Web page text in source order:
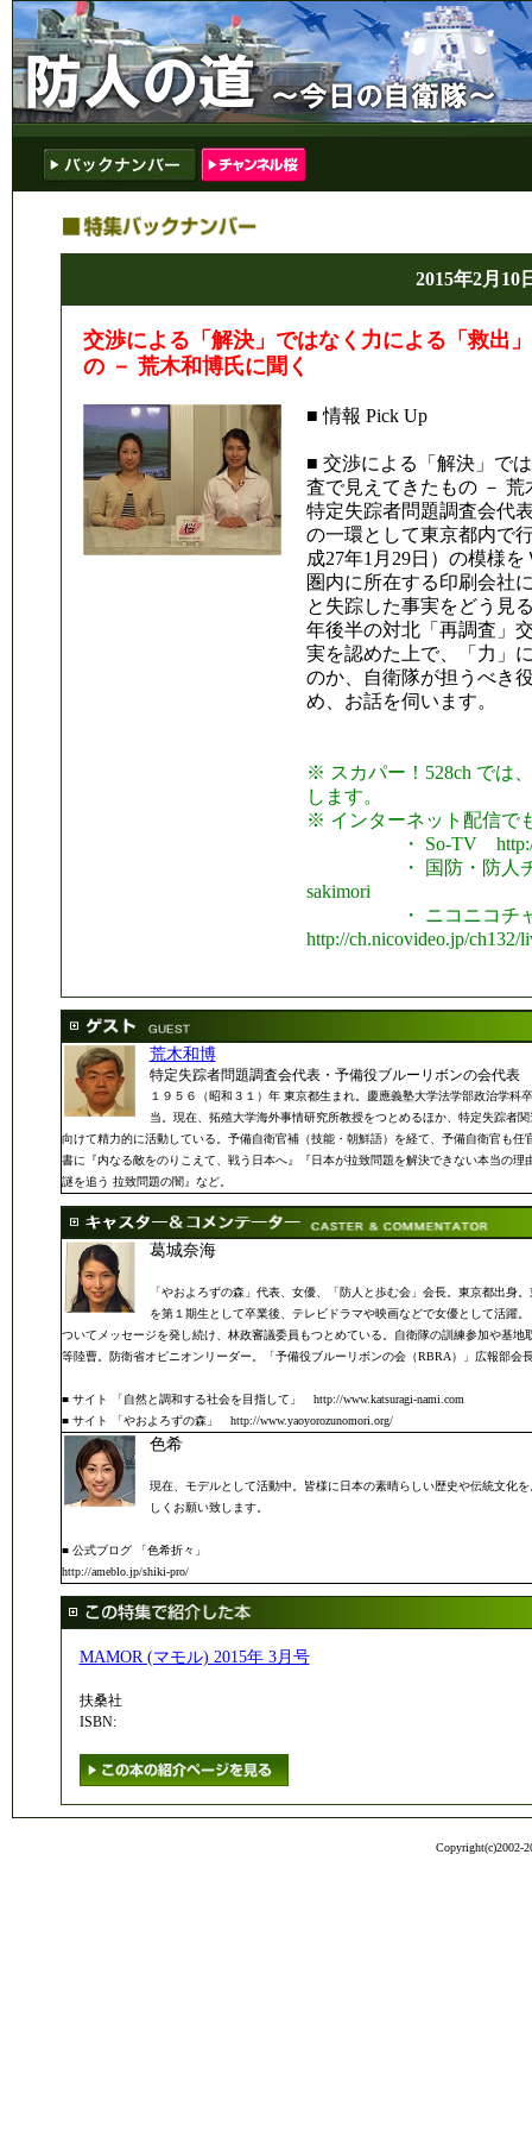
2015年2月10
交渉による「解決」ではなく力による「救出
の － 荒木和博氏に聞く
■ 情報 Pick Up
■ 交渉による「解決」で
査で見えてきたもの － 荒
特定失踪者問題調査会代
の一環として東京都内で
成27年1月29日）の模様
圏内に所在する印刷会社
と失踪した事実をどう見
年後半の対北「再調査」
実を認めた上で、「力」
のか、自衛隊が担うべき
め、お話を伺います。
※ スカパー！528ch では
します。
※ インターネット配信で
・ So-TV http://
・ 国防・防人チャン
sakimori
・ ニコニコチャン
http://ch.nicovideo.jp/ch132/
荒木和博
特定失踪者問題調査会代表・予備役ブルーリボンの会代表
１９５６（昭和３１）年 東京都生まれ。慶應義塾大学法学部政治学
当。現在、拓殖大学海外事情研究所教授をつとめるほか、特定失踪者
向けて精力的に活動している。予備自衛官補（技能・朝鮮語）を経て、予備自衛官も
書に『内なる敵をのりこえて、戦う日本へ』『日本が拉致問題を解決できない本当の
謎を追う 拉致問題の闇』など。
葛城奈海
「やおよろずの森」代表、女優、「防人と歩む会」会長。東京都出身
を第１期生として卒業後、テレビドラマや映画などで女優として活躍
ついてメッセージを発し続け、林政審議委員もつとめている。自衛隊の訓練参加や基
等陸曹。防衛省オピニオンリーダー。「予備役ブルーリボンの会（RBRA）」広報部会
■ サイト 「自然と調和する社会を目指して」 http://www.katsuragi-nami.com
■ サイト 「やおよろずの森」 http://www.yaoyorozunomori.org/
色希
現在、モデルとして活動中。皆様に日本の素晴らしい歴史や伝統文化
しくお願い致します。
■ 公式ブログ 「色希折々」
http://ameblo.jp/shiki-pro/
MAMOR (マモル) 2015年 3月号
扶桑社
ISBN:
Copyright(c)2002-